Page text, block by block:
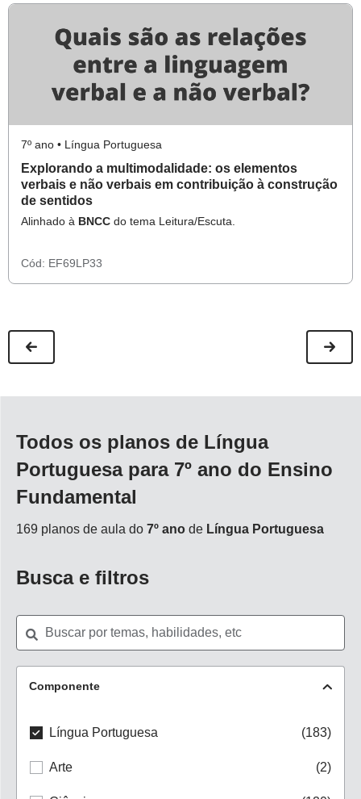
7º ano • Língua Portuguesa
Explorando a multimodalidade: os elementos
verbais e não verbais em contribuição à construção
de sentidos
Alinhado à BNCC do tema Leitura/Escuta.
Cód: EF69LP33
Todos os planos de Língua
Portuguesa para 7º ano do Ensino
Fundamental
169 planos de aula do 7º ano de Língua Portuguesa
Busca e filtros
Componente
Língua Portuguesa (183)
Arte (2)